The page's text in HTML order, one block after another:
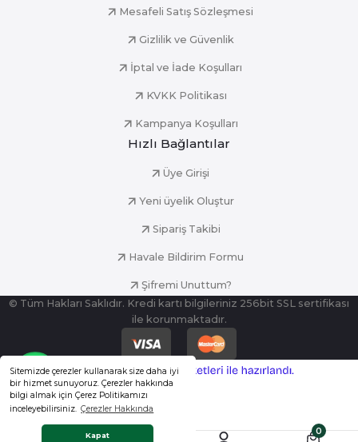
Sitemizde çerezler kullanarak size daha iyi
bir hizmet sunuyoruz. Çerezler hakkında
bilgi almak için Çerez Politikamızı
inceleyebilirsiniz. Çerezler Hakkında
Kapat
Whatsapp Destek
Mesafeli Satış Sözleşmesi
Gizlilik ve Güvenlik
İptal ve İade Koşulları
KVKK Politikası
Kampanya Koşulları
Hızlı Bağlantılar
Üye Girişi
Yeni üyelik Oluştur
Sipariş Takibi
Havale Bildirim Formu
Şifremi Unuttum?
© Tüm Hakları Saklıdır. Kredi kartı bilgileriniz 256bit SSL sertifikası
ile korunmaktadır.
0
ideasoft
e-